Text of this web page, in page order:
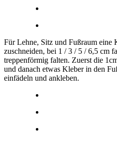
Für Lehne, Sitz und Fußraum eine
zuschneiden, bei 1 / 3 / 5 / 6,5 cm
treppenförmig falten. Zuerst die
und danach etwas Kleber in den
einfädeln und ankleben.